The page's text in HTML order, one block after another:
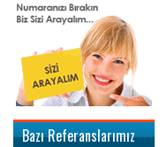
Bazı Referanslarımız